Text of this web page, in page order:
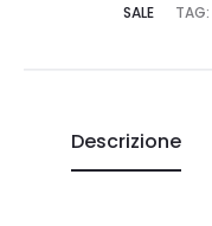
SALE
TAG:
Descrizione